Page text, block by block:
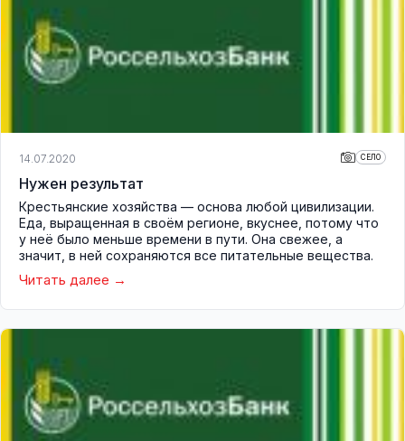
14.07.2020 СЕЛО
Нужен результат
Крестьянские хозяйства — основа любой цивилизации.
Еда, выращенная в своём регионе, вкуснее, потому что
у неё было меньше времени в пути. Она свежее, а
значит, в ней сохраняются все питательные вещества.
Читать далее